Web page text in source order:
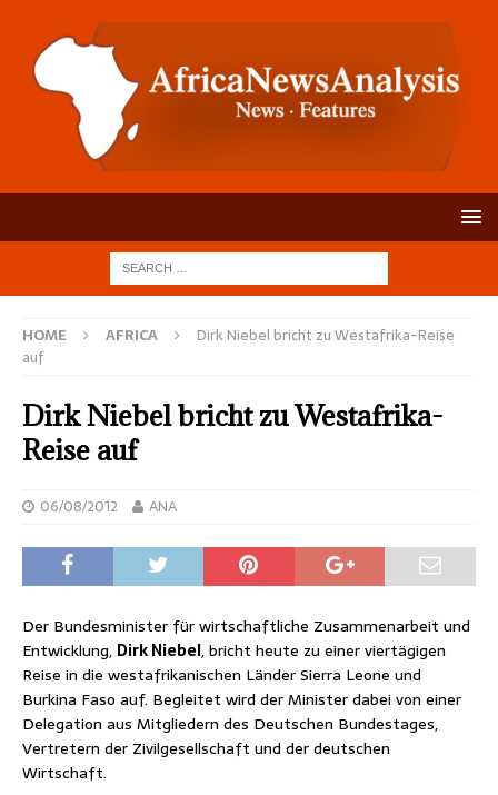
HOME AFRICA
Dirk Niebel bricht zu Westafrika-Reise
auf
Dirk Niebel bricht zu Westafrika-
Reise auf
06/08/2012 ANA
Der Bundesminister für wirtschaftliche Zusammenarbeit und
Entwicklung, Dirk Niebel, bricht heute zu einer viertägigen
Reise in die westafrikanischen Länder Sierra Leone und
Burkina Faso auf. Begleitet wird der Minister dabei von einer
Delegation aus Mitgliedern des Deutschen Bundestages,
Vertretern der Zivilgesellschaft und der deutschen
Wirtschaft.